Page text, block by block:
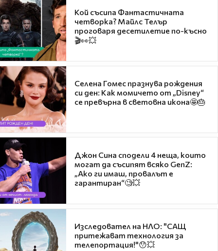
Кой съсипа Фантастичната
четворка? Майлс Телър
проговаря десетилетие по-късно
🎬👀💥
Селена Гомес празнува рождения
си ден: Как момичето от „Disney“
се превърна в световна икона🤩🎂
Джон Сина сподели 4 неща, които
могат да съсипят всяко GenZ:
„Ако ги имаш, провалът е
гарантиран“🧐💥
Изследовател на НЛО: "САЩ
притежават технология за
телепортация!"😯💥